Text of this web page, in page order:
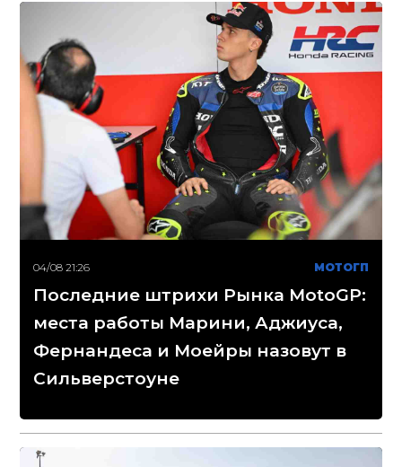
04/08 21:26 МОТОГП
Последние штрихи Рынка MotoGP:
места работы Марини, Аджиуса,
Фернандеса и Моейры назовут в
Сильверстоуне